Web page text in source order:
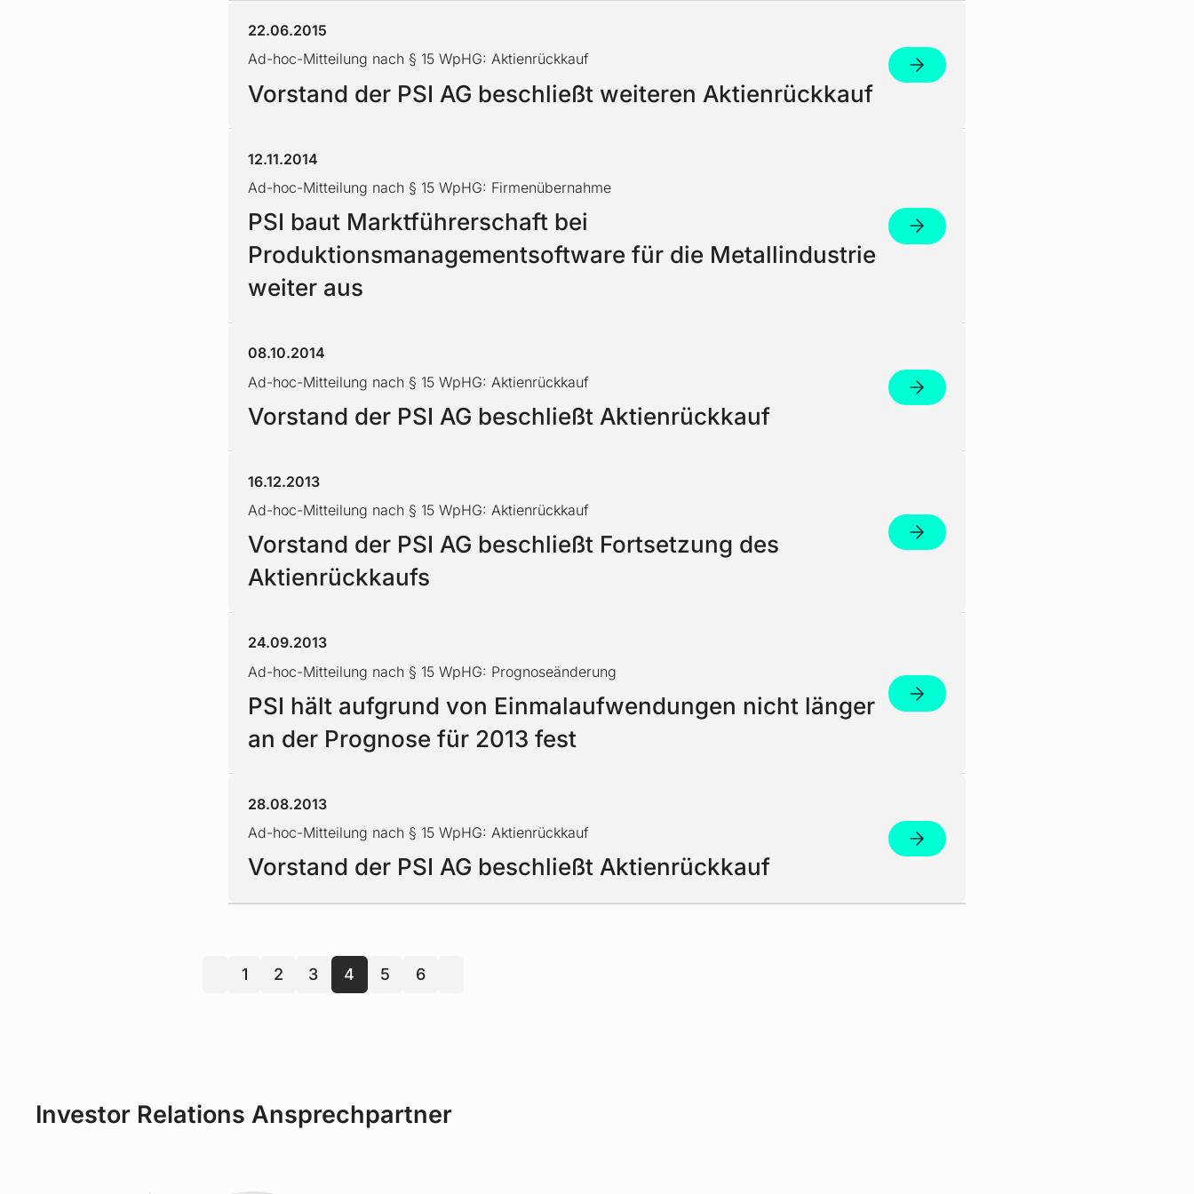
22.06.2015
Ad-hoc-Mitteilung nach § 15 WpHG: Aktienrückkauf
Vorstand der PSI AG beschließt weiteren Aktienrückkauf
12.11.2014
Ad-hoc-Mitteilung nach § 15 WpHG: Firmenübernahme
PSI baut Marktführerschaft bei
Produktionsmanagementsoftware für die Metallindustrie
weiter aus
08.10.2014
Ad-hoc-Mitteilung nach § 15 WpHG: Aktienrückkauf
Vorstand der PSI AG beschließt Aktienrückkauf
16.12.2013
Ad-hoc-Mitteilung nach § 15 WpHG: Aktienrückkauf
Vorstand der PSI AG beschließt Fortsetzung des
Aktienrückkaufs
24.09.2013
Ad-hoc-Mitteilung nach § 15 WpHG: Prognoseänderung
PSI hält aufgrund von Einmalaufwendungen nicht länger
an der Prognose für 2013 fest
28.08.2013
Ad-hoc-Mitteilung nach § 15 WpHG: Aktienrückkauf
Vorstand der PSI AG beschließt Aktienrückkauf
1 2 3 4 5 6
Investor Relations Ansprechpartner